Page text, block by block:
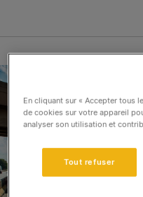
En cliquant sur « Accepter tous
de cookies sur votre appareil
analyser son utilisation et
Tout refuser